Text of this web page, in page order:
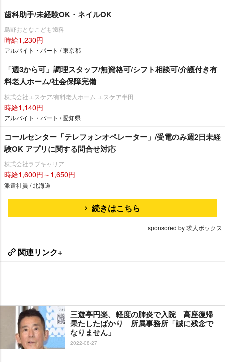
歯科助手/未経験OK・ネイルOK
島野おとなこども歯科
時給1,230円
アルバイト・パート / 東京都
「週3から可」調理スタッフ/無資格可/シフト相談可/介護付き有
料老人ホーム/社会保障完備
株式会社エスケア/有料老人ホーム エスケア半田
時給1,140円
アルバイト・パート / 愛知県
コールセンター「テレフォンオペレーター」/受電のみ週2日未経
験OK アプリに関する問合せ対応
株式会社ラブキャリア
時給1,600円～1,650円
派遣社員 / 北海道
続きはこちら
sponsored by 求人ボックス
関連リンク+
三遊亭円楽、軽度の肺炎で入院 高座復帰
果たしたばかり 所属事務所「誠に残念で
なりません」
2022-08-27